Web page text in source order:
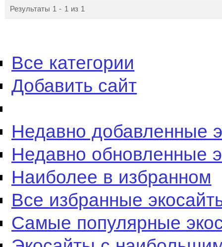
Результаты 1 - 1 из 1
Все категории
Добавить сайт
Недавно добавленные
Недавно обновленные
Наиболее в избранном
Все избранные
Самые популярные